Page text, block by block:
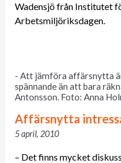
Wadensjö från Institutet
Arbetsmiljöriksdagen.
- Att jämföra affärsnytta
spännande än att bara
Antonsson. Foto: Anna
Affärsnytta
5 april, 2010
– Det finns mycket